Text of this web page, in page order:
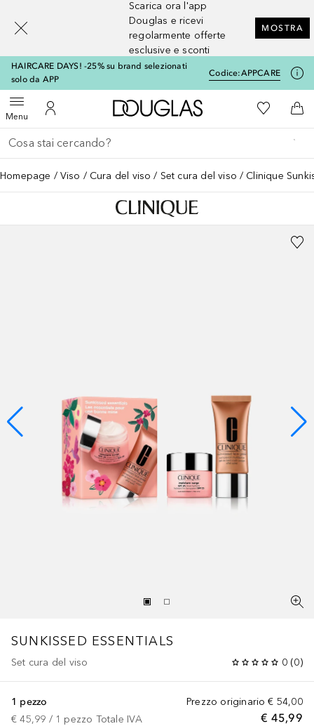
Scarica ora l'app
Douglas e ricevi
regolarmente offerte
esclusive e sconti
MOSTRA
HAIRCARE DAYS! -25% su brand selezionati
solo da APP
Codice:APPCARE
MenuApri menuAl Mio Account
A Douglas HomeAlla Mia
Al
Torna indietro
Esegui ricerca
Homepage Viso Cura del viso Set cura del viso Clinique
SUNKISSED ESSENTIALS
Set cura del viso 0 (0)
Prezzo originario € 54,00
€ 45,99
1 pezzo
€ 45,99 / 1 pezzo Totale IVA
[navigation.slideout.screenreader]